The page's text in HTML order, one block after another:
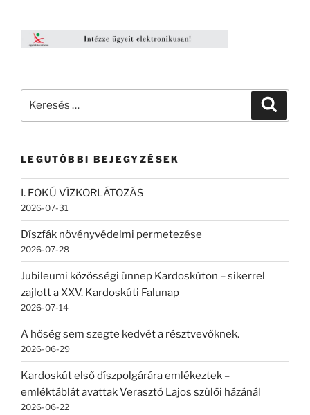
LEGUTÓBBI BEJEGYZÉSEK
I. FOKÚ VÍZKORLÁTOZÁS
2026-07-31
Díszfák növényvédelmi permetezése
2026-07-28
Jubileumi közösségi ünnep Kardoskúton – sikerrel
zajlott a XXV. Kardoskúti Falunap
2026-07-14
A hőség sem szegte kedvét a résztvevőknek.
2026-06-29
Kardoskút első díszpolgárára emlékeztek –
emléktáblát avattak Verasztó Lajos szülői házánál
2026-06-22